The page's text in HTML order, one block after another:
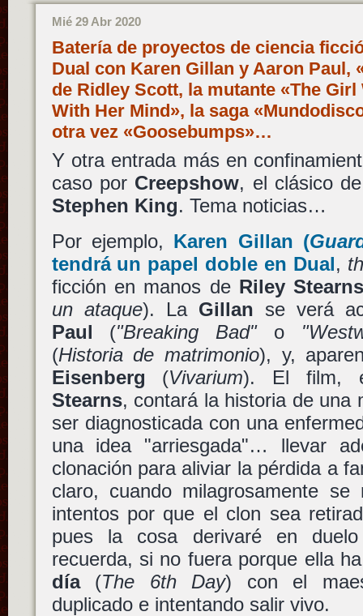
Mié 29 Abr 2020
Batería de proyectos de ciencia
Dual con Karen Gillan y Aaron Paul,
de Ridley Scott, la mutante «The Girl
With Her Mind», la saga
otra vez «Goosebumps»…
Y otra entrada más en
caso por Creepshow, el clásico
Stephen King. Tema noticias…
Por ejemplo, Karen Gillan (
tendrá un papel doble en Dual,
ficción en manos de Riley
un ataque). La Gillan se verá
Paul ("Breaking Bad"o
(Historia de matrimonio), y,
Eisenberg (Vivarium). El film,
Stearns, contará la historia de una
ser diagnosticada con una
una idea "arriesgada"… llevar
clonación para aliviar la pérdida a
claro, cuando milagrosamente
intentos por que el clon sea
pues la cosa derivaré en
recuerda, si no fuera porque ella
día(The 6th Day) con el
duplicado e intentando salir vivo.